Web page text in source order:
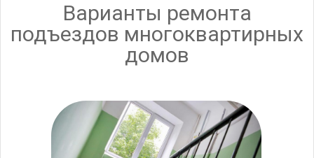
Варианты ремонта
подъездов многоквартирных
домов